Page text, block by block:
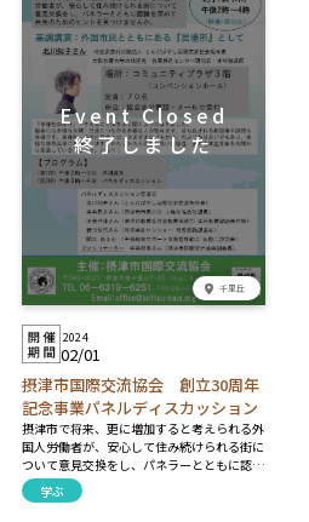
千里丘
2024
02/01
摂津市国際交流協会 創立30周年
記念事業パネルディスカッション
摂津市で将来、更に増加すると考えられる外
国人労働者が、安心して住み続けられる街に
ついて意見交換をし、パネラーとともに認識
を深めて共生のためのヒントを見つけません
か。 【プログラム】 〈第一部〉午後2時～午
学ぶ